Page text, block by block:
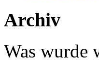
Archiv
Was wurde